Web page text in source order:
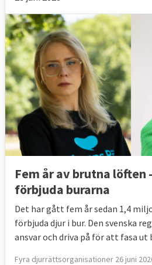
Fem år av brutna löften
förbjuda burarna
Det har gått fem år sedan 1,4
förbjuda djur i bur. Den svenska
ansvar och driva på för att fasa ut
Fyra djurrättsorganisationer 26 juni